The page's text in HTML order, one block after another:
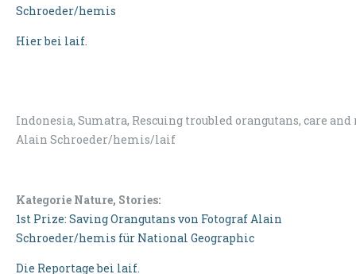
Schroeder/hemis
Hier bei laif.
Indonesia, Sumatra, Rescuing troubled orangutans, care
Alain Schroeder/hemis/laif
Kategorie Nature, Stories:
1st Prize: Saving Orangutans von Fotograf Alain
Schroeder/hemis für National Geographic
Die Reportage bei laif.